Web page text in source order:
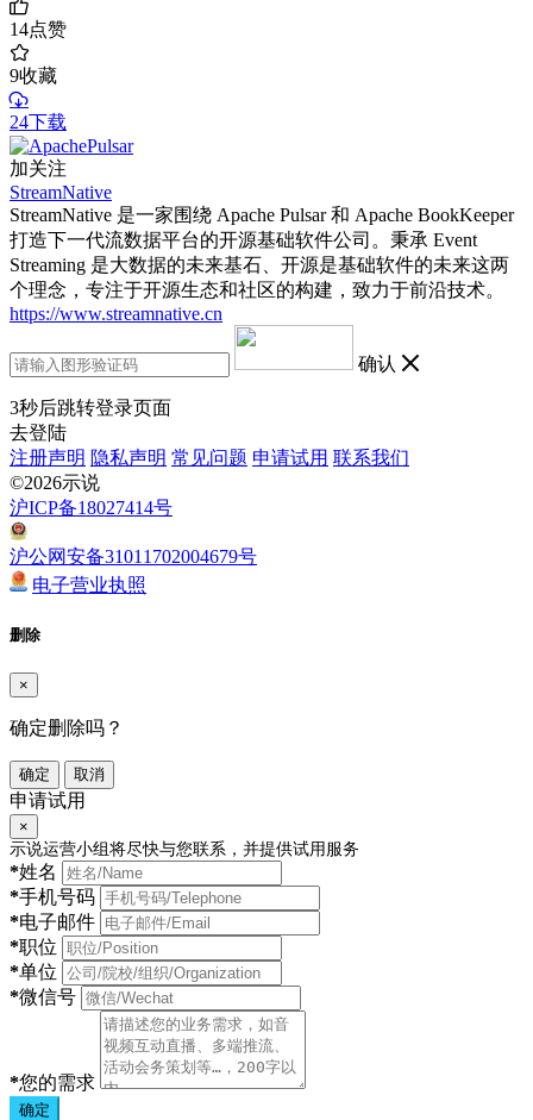
14点赞
9收藏
24下载
加关注
StreamNative
StreamNative 是一家围绕 Apache Pulsar 和 Apache BookKeeper
打造下一代流数据平台的开源基础软件公司。秉承 Event
Streaming 是大数据的未来基石、开源是基础软件的未来这两
个理念，专注于开源生态和社区的构建，致力于前沿技术。
https://www.streamnative.cn
确认
3秒后跳转登录页面
去登陆
注册声明 隐私声明 常见问题 申请试用 联系我们
©2026示说
沪ICP备18027414号
沪公网安备31011702004679号
电子营业执照
删除
×
确定删除吗？
确定 取消
申请试用
×
示说运营小组将尽快与您联系，并提供试用服务
*姓名
*手机号码
*电子邮件
*职位
*单位
*微信号
*您的需求
确定